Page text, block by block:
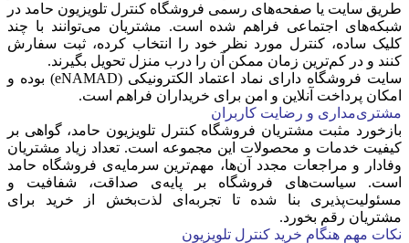
طریق سایت یا صفحه‌های رسمی فروشگاه کنترل تلویزیون حامد در
شبکه‌های اجتماعی فراهم شده است. مشتریان می‌توانند با چند
کلیک ساده، کنترل مورد نظر خود را انتخاب کرده، ثبت سفارش
کنند و در کم‌ترین زمان ممکن آن را درب منزل تحویل بگیرند.
سایت فروشگاه دارای نماد اعتماد الکترونیکی (eNAMAD) بوده و
امکان پرداخت آنلاین و امن برای خریداران فراهم است.
مشتری‌مداری و رضایت کاربران
بازخورد مثبت مشتریان فروشگاه کنترل تلویزیون حامد، گواهی بر
کیفیت خدمات و محصولات این مجموعه است. تعداد زیاد مشتریان
وفادار و مراجعات مجدد آن‌ها، مهم‌ترین سرمایه‌ی فروشگاه حامد
است. سیاست‌های فروشگاه بر پایه‌ی صداقت، شفافیت و
مسئولیت‌پذیری بنا شده تا تجربه‌ای لذت‌بخش از خرید برای
مشتریان رقم بخورد.
نکات مهم هنگام خرید کنترل تلویزیون